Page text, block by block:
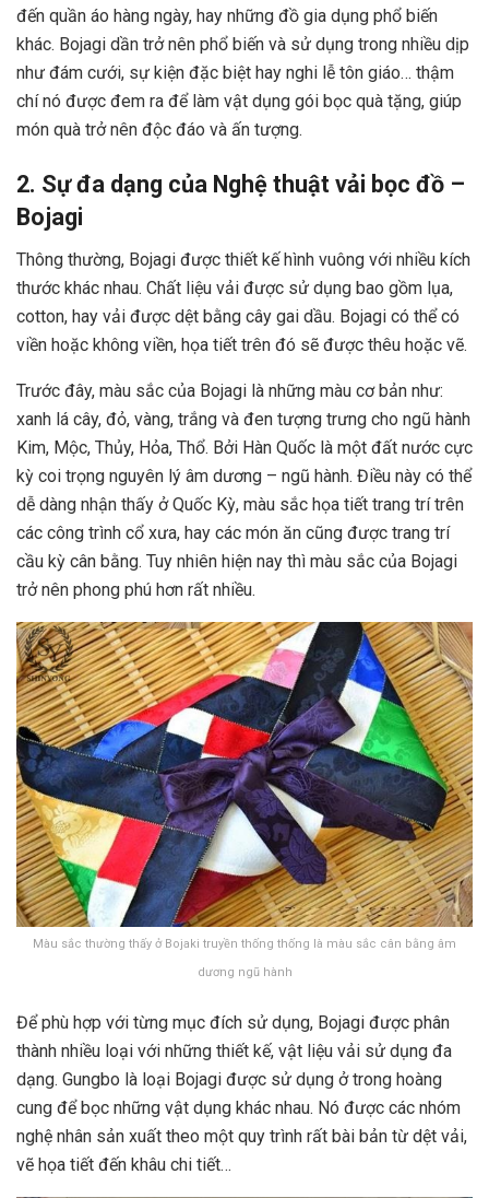
đến quần áo hàng ngày, hay những đồ gia dụng phổ biến
khác. Bojagi dần trở nên phổ biến và sử dụng trong nhiều dịp
như đám cưới, sự kiện đặc biệt hay nghi lễ tôn giáo… thậm
chí nó được đem ra để làm vật dụng gói bọc quà tặng, giúp
món quà trở nên độc đáo và ấn tượng.
2. Sự đa dạng của Nghệ thuật vải bọc đồ –
Bojagi
Thông thường, Bojagi được thiết kế hình vuông với nhiều kích
thước khác nhau. Chất liệu vải được sử dụng bao gồm lụa,
cotton, hay vải được dệt bằng cây gai dầu. Bojagi có thể có
viền hoặc không viền, họa tiết trên đó sẽ được thêu hoặc vẽ.
Trước đây, màu sắc của Bojagi là những màu cơ bản như:
xanh lá cây, đỏ, vàng, trắng và đen tượng trưng cho ngũ hành
Kim, Mộc, Thủy, Hỏa, Thổ. Bởi Hàn Quốc là một đất nước cực
kỳ coi trọng nguyên lý âm dương – ngũ hành. Điều này có thể
dễ dàng nhận thấy ở Quốc Kỳ, màu sắc họa tiết trang trí trên
các công trình cổ xưa, hay các món ăn cũng được trang trí
cầu kỳ cân bằng. Tuy nhiên hiện nay thì màu sắc của Bojagi
trở nên phong phú hơn rất nhiều.
Màu sắc thường thấy ở Bojaki truyền thống thống là màu sắc cân bằng âm
dương ngũ hành
Để phù hợp với từng mục đích sử dụng, Bojagi được phân
thành nhiều loại với những thiết kế, vật liệu vải sử dụng đa
dạng. Gungbo là loại Bojagi được sử dụng ở trong hoàng
cung để bọc những vật dụng khác nhau. Nó được các nhóm
nghệ nhân sản xuất theo một quy trình rất bài bản từ dệt vải,
vẽ họa tiết đến khâu chi tiết…